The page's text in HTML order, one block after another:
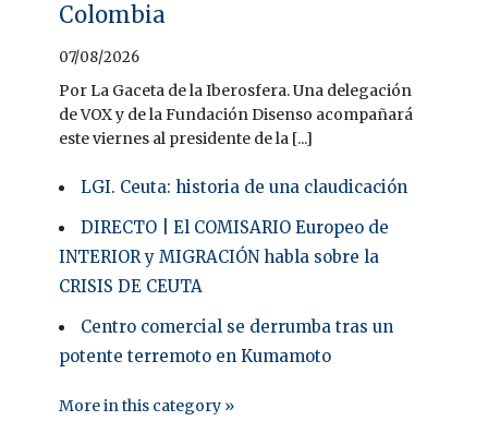
Colombia
07/08/2026
Por La Gaceta de la Iberosfera. Una delegación
de VOX y de la Fundación Disenso acompañará
este viernes al presidente de la [...]
LGI. Ceuta: historia de una claudicación
DIRECTO | El COMISARIO Europeo de
INTERIOR y MIGRACIÓN habla sobre la
CRISIS DE CEUTA
Centro comercial se derrumba tras un
potente terremoto en Kumamoto
More in this category »